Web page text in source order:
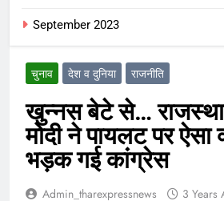
चुनाव देश व दुनिया राजनीति
खुन्नस बेटे से…
मोदी ने पायलट पर ऐसा
भड़क गई कांग्रेस
Admin_tharexpressnews 3 Years
September 2023